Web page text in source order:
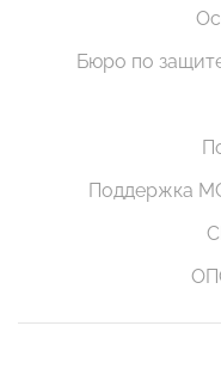
Бюро по
Поддержка